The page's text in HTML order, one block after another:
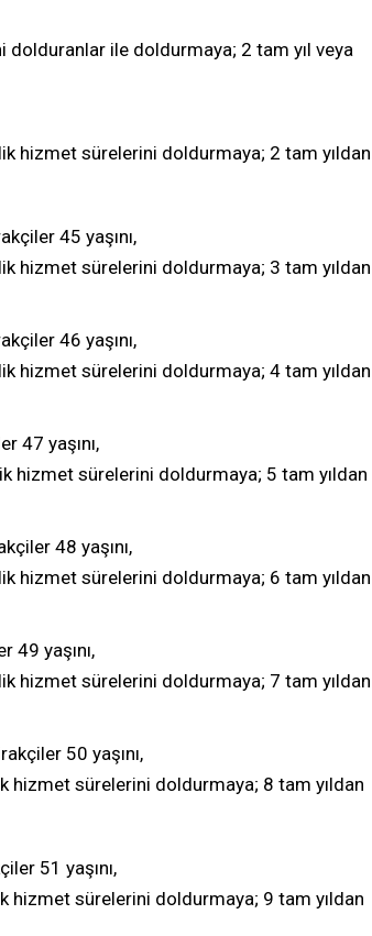
dolduranlar ile doldurmaya; 2 tam yıl veya
hizmet sürelerini doldurmaya; 2 tam yıldan
45 yaşını,
hizmet sürelerini doldurmaya; 3 tam yıldan
46 yaşını,
hizmet sürelerini doldurmaya; 4 tam yıldan
47 yaşını,
hizmet sürelerini doldurmaya; 5 tam yıldan
48 yaşını,
hizmet sürelerini doldurmaya; 6 tam yıldan
49 yaşını,
hizmet sürelerini doldurmaya; 7 tam yıldan
50 yaşını,
hizmet sürelerini doldurmaya; 8 tam yıldan
51 yaşını,
hizmet sürelerini doldurmaya; 9 tam yıldan